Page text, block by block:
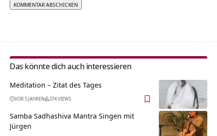
Das könnte dich auch interessieren
Meditation – Zitat des Tages
VOR 5 JAHREN 374 VIEWS
Samba Sadhashiva Mantra Singen mit
Jürgen